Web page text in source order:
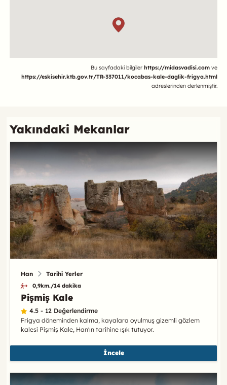
Bu sayfadaki bilgilerhttps://midasvadisi.com ve
https://eskisehir.ktb.gov.tr/TR-337011/kocabas-kale-daglik-frigya.html
adreslerinden derlenmiştir.
Yakındaki Mekanlar
Han Tarihi Yerler
0,9km./14 dakika
Pişmiş Kale
4.5 - 12 Değerlendirme
Frigya döneminden kalma, kayalara oyulmuş gizemli gözlem
kalesi Pişmiş Kale, Han'ın tarihine ışık tutuyor.
İncele